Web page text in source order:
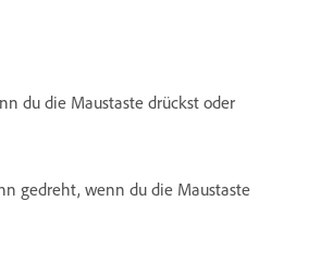
du die Maustaste drückst oder
gedreht, wenn du die Maustaste